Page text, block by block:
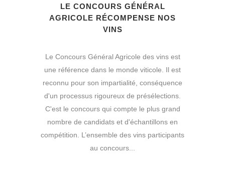
LE CONCOURS GÉNÉRAL
AGRICOLE RÉCOMPENSE NOS
VINS
Le Concours Général Agricole des vins est
une référence dans le monde viticole. Il est
reconnu pour son impartialité, conséquence
d'un processus rigoureux de présélections.
C'est le concours qui compte le plus grand
nombre de candidats et d'échantillons en
compétition. L’ensemble des vins participants
au concours...